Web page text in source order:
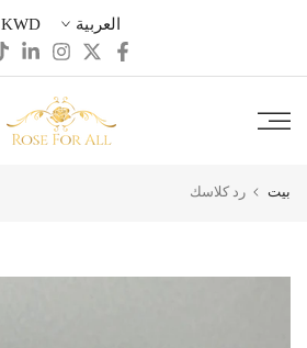
المحتوى
العربية KWD
بيت رد كلاسك